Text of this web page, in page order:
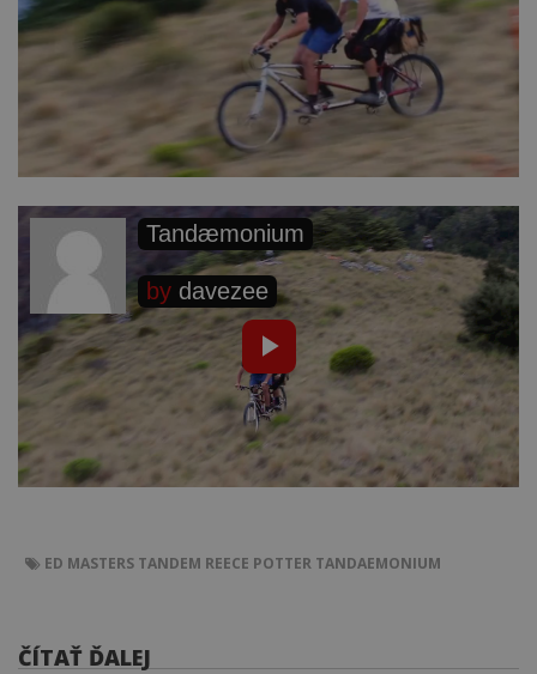
ED MASTERS TANDEM REECE POTTER TANDAEMONIUM
ČÍTAŤ ĎALEJ